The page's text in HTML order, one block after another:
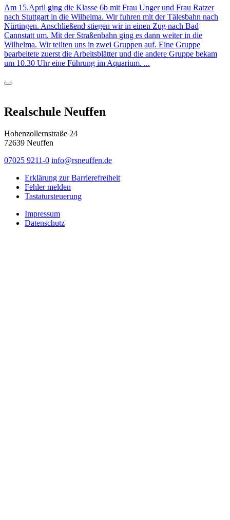
Am 15.April ging die Klasse 6b mit Frau Unger und Frau Ratzer
nach Stuttgart in die Wilhelma. Wir fuhren mit der Tälesbahn nach
Nürtingen. Anschließend stiegen wir in einen Zug nach Bad
Cannstatt um. Mit der Straßenbahn ging es dann weiter in die
Wilhelma. Wir teilten uns in zwei Gruppen auf. Eine Gruppe
bearbeitete zuerst die Arbeitsblätter und die andere Gruppe bekam
um 10.30 Uhr eine Führung im Aquarium. ...
Realschule Neuffen
Hohenzollernstraße 24
72639 Neuffen
07025 9211-0 info@rsneuffen.de
Erklärung zur Barrierefreiheit
Fehler melden
Tastatursteuerung
Impressum
Datenschutz